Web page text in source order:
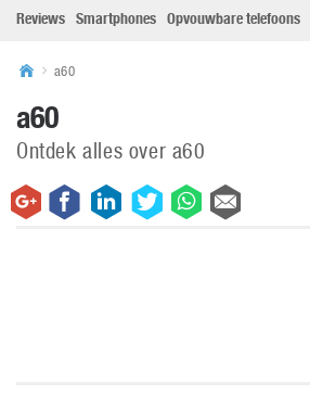
Reviews Smartphones Opvouwbare telefoons
a60
a60
Ontdek alles over a60